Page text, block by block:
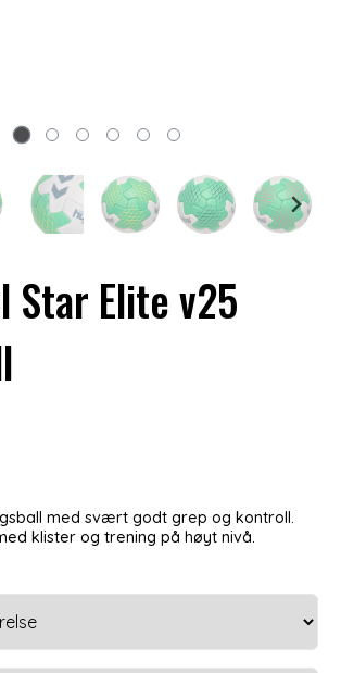
Star Elite v25
med svært godt grep og kontroll.
klister og trening på høyt nivå.